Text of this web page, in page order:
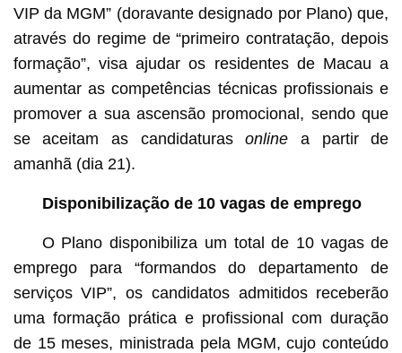
VIP da MGM” (doravante designado por Plano) que,
através do regime de “primeiro contratação, depois
formação”, visa ajudar os residentes de Macau a
aumentar as competências técnicas profissionais e
promover a sua ascensão promocional, sendo que
se aceitam as candidaturasonline a partir de
amanhã (dia 21).
Disponibilização de 10 vagas de emprego
O Plano disponibiliza um total de 10 vagas de
emprego para “formandos do departamento de
serviços VIP”, os candidatos admitidos receberão
uma formação prática e profissional com duração
de 15 meses, ministrada pela MGM, cujo conteúdo